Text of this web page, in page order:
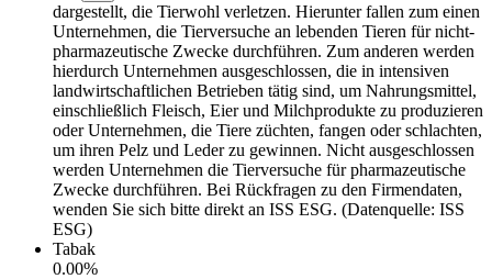
dargestellt, die Tierwohl verletzen. Hierunter fallen zum einen
Unternehmen, die Tierversuche an lebenden Tieren für nicht-
pharmazeutische Zwecke durchführen. Zum anderen werden
hierdurch Unternehmen ausgeschlossen, die in intensiven
landwirtschaftlichen Betrieben tätig sind, um Nahrungsmittel,
einschließlich Fleisch, Eier und Milchprodukte zu produzieren
oder Unternehmen, die Tiere züchten, fangen oder schlachten,
um ihren Pelz und Leder zu gewinnen. Nicht ausgeschlossen
werden Unternehmen die Tierversuche für pharmazeutische
Zwecke durchführen. Bei Rückfragen zu den Firmendaten,
wenden Sie sich bitte direkt an ISS ESG. (Datenquelle: ISS
ESG)
Tabak
0.00%